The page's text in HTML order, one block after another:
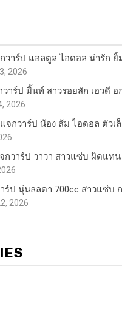
วาร์ป แอลตูล ไอดอล น่ารัก
2026
วาร์ป มิ้นท์ สาวรอยสัก เอวดี อ
2026
จกวาร์ป น้อง ส้ม ไอดอล ตัวเ
กวาร์ป วาวา สาวแซ่บ ผิดแท
ร์ป นุ่นลลดา 700cc สาวแซ่บ
2026